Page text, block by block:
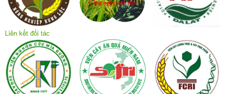
Liên kết đối tác